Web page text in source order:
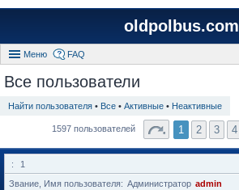
oldpolbus.com
Меню FAQ
Все пользователи
Найти пользователя • Все • Активные • Неактивные
1597 пользователей 1 2 3 4
1
Звание, Имя пользователя
Администратор admin